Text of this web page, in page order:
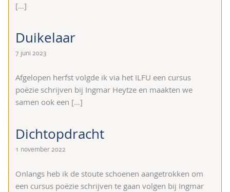
[…]
Duikelaar
7 juni 2023
Afgelopen herfst volgde ik via het ILFU een cursus
poëzie schrijven bij Ingmar Heytze en maakten we
samen ook een […]
Dichtopdracht
1 november 2022
Onlangs heb ik de stoute schoenen aangetrokken om
een cursus poëzie schrijven te gaan volgen bij Ingmar